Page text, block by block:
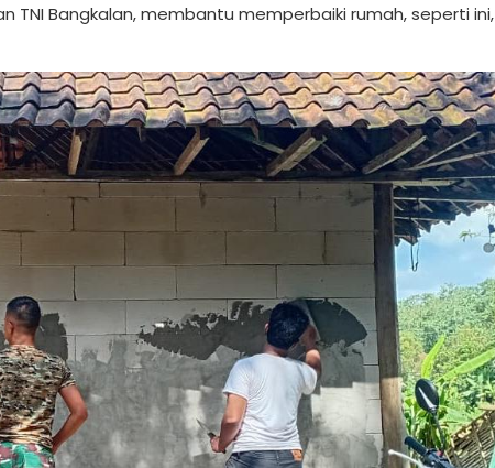
TNI Bangkalan, membantu memperbaiki rumah, seperti ini,